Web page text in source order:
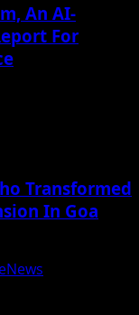
An AI-
For
Transformed
In Goa